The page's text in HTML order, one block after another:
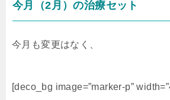
今月（2月）の治療セット
今月も変更はなく、
[deco_bg image=”marker-p”